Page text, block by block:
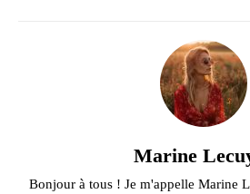
Marine
Bonjour à tous ! Je m'appelle Marine